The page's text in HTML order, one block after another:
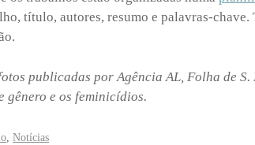
título, autores, resumo e palavras-
publicadas por Agência AL, Folha de
gênero e os feminicídios.
,Notícias